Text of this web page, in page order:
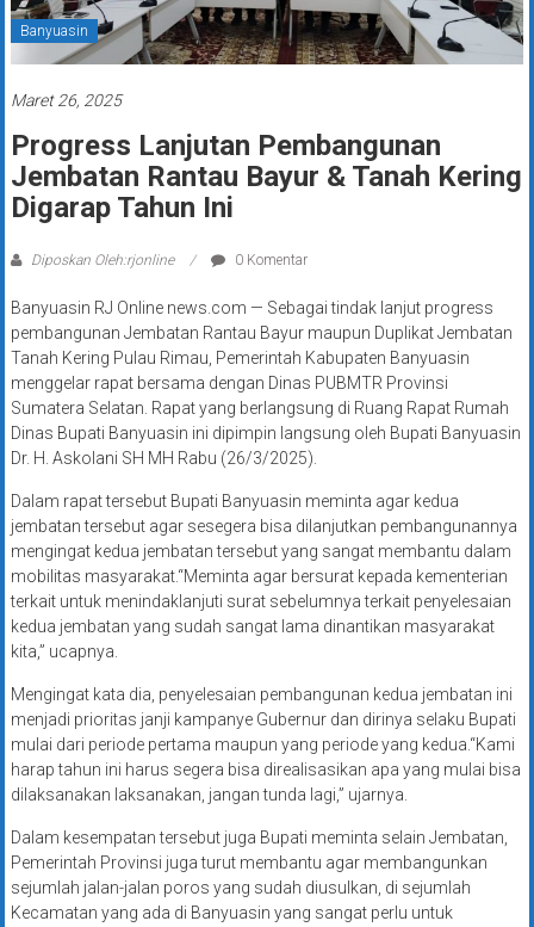
Banyuasin
Maret 26, 2025
Progress Lanjutan Pembangunan
Jembatan Rantau Bayur & Tanah Kering
Digarap Tahun Ini
Diposkan Oleh:rjonline 0 Komentar
Banyuasin RJ Online news.com — Sebagai tindak lanjut progress
pembangunan Jembatan Rantau Bayur maupun Duplikat Jembatan
Tanah Kering Pulau Rimau, Pemerintah Kabupaten Banyuasin
menggelar rapat bersama dengan Dinas PUBMTR Provinsi
Sumatera Selatan. Rapat yang berlangsung di Ruang Rapat Rumah
Dinas Bupati Banyuasin ini dipimpin langsung oleh Bupati Banyuasin
Dr. H. Askolani SH MH Rabu (26/3/2025).
Dalam rapat tersebut Bupati Banyuasin meminta agar kedua
jembatan tersebut agar sesegera bisa dilanjutkan pembangunannya
mengingat kedua jembatan tersebut yang sangat membantu dalam
mobilitas masyarakat.“Meminta agar bersurat kepada kementerian
terkait untuk menindaklanjuti surat sebelumnya terkait penyelesaian
kedua jembatan yang sudah sangat lama dinantikan masyarakat
kita,” ucapnya.
Mengingat kata dia, penyelesaian pembangunan kedua jembatan ini
menjadi prioritas janji kampanye Gubernur dan dirinya selaku Bupati
mulai dari periode pertama maupun yang periode yang kedua.“Kami
harap tahun ini harus segera bisa direalisasikan apa yang mulai bisa
dilaksanakan laksanakan, jangan tunda lagi,” ujarnya.
Dalam kesempatan tersebut juga Bupati meminta selain Jembatan,
Pemerintah Provinsi juga turut membantu agar membangunkan
sejumlah jalan-jalan poros yang sudah diusulkan, di sejumlah
Kecamatan yang ada di Banyuasin yang sangat perlu untuk